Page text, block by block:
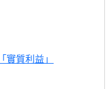
質利益」